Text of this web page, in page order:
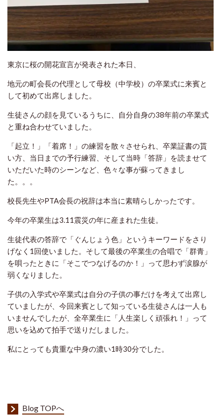
東京に桜の開花宣言が発表された本日、
地元の町会長の代理として母校（中学校）の卒業式に来賓と
して初めて出席しました。
生徒さんの顔を見ているうちに、自分自身の38年前の卒業式
と重ね合わせていました。
「起立！」「着席！」の練習を散々させられ、卒業証書の貰
い方、当日までの予行練習、そして当時「答辞」を読ませて
いただいた時のシーンなど、色々な事が蘇ってきまし
た。。。
校長先生やPTA会長の祝辞は本当に素晴らしかったです。
今年の卒業生は3.11震災の年に産まれた生徒。
生徒代表の答辞で「ぐんじょう色」というキーワードをさり
げなく1回使いました。そして最後の卒業生の合唱で「群青」
を唄ったときに「そこでつなげるのか！」って思わず涙腺が
弱くなりました。
子供の入学式や卒業式は自分の子供の事だけを考えて出席し
ていましたが、今回来賓として知っている生徒さんは一人も
いませんでしたが、全卒業生に「人生楽しく頑張れ！」って
思いを込めて拍手で送りだしました。
私にとっても貴重な中身の濃い1時30分でした。
Blog TOPへ